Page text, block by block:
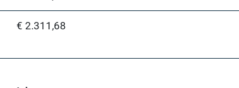
€ 2.311,68